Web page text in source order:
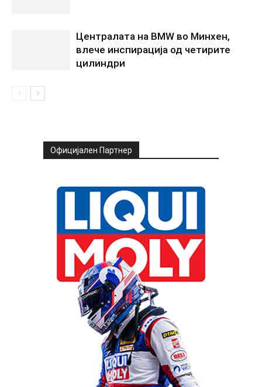
Централата на BMW во Минхен,
влече инспирација од четирите
цилиндри
Официјален Партнер